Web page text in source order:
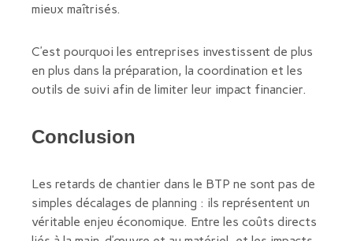
mieux maîtrisés.
C’est pourquoi les entreprises investissent de plus
en plus dans la préparation, la coordination et les
outils de suivi afin de limiter leur impact financier.
Conclusion
Les retards de chantier dans le BTP ne sont pas de
simples décalages de planning : ils représentent un
véritable enjeu économique. Entre les coûts directs